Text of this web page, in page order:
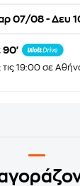
07/08 - Δευ
90'
τις 19:00 σε